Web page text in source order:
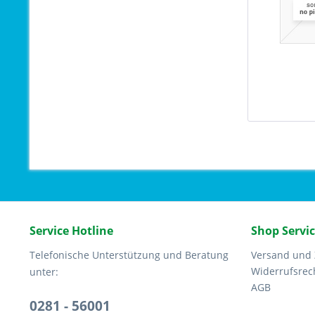
Service Hotline
Telefonische Unterstützung und Beratung
unter:
0281 - 56001
Shop
Versand
AGB